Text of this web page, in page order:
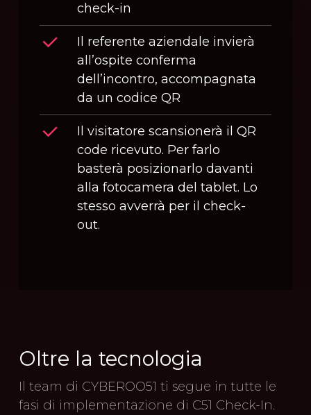
check-in
Il referente aziendale invierà
all’ospite conferma
dell’incontro, accompagnata
da un codice QR
Il visitatore scansionerà il QR
code ricevuto. Per farlo
basterà posizionarlo davanti
alla fotocamera del tablet. Lo
stesso avverrà per il check-
out.
Oltre la tecnologia
Il team di CYBEROO51 ti segue in tutte le
fasi di implementazione di C51 Check-In.